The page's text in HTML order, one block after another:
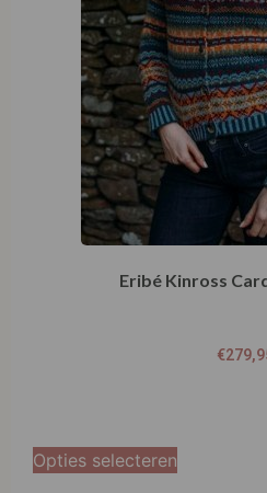
€
Opties selecteren